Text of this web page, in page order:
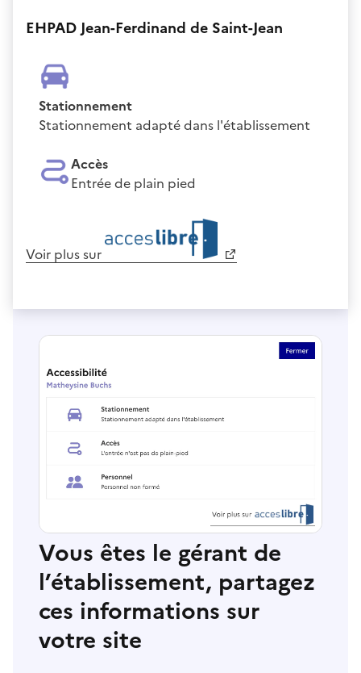
EHPAD Jean-Ferdinand de Saint-Jean
Stationnement
Stationnement adapté dans l'établissement
Accès
Entrée de plain pied
Voir plus sur
Vous êtes le gérant de
l’établissement, partagez
ces informations sur
votre site